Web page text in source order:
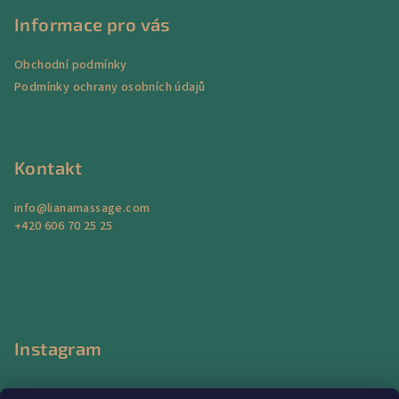
Informace pro vás
Obchodní podmínky
Podmínky ochrany osobních údajů
Kontakt
info@lianamassage.com
+420 606 70 25 25
Instagram